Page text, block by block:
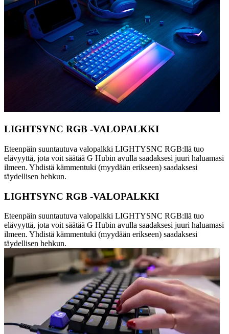
LIGHTSYNC RGB -VALOPALKKI
Eteenpäin suuntautuva valopalkki LIGHTYSNC RGB:llä tuo
elävyyttä, jota voit säätää G Hubin avulla saadaksesi juuri haluamasi
ilmeen. Yhdistä kämmentuki (myydään erikseen) saadaksesi
täydellisen hehkun.
LIGHTSYNC RGB -VALOPALKKI
Eteenpäin suuntautuva valopalkki LIGHTYSNC RGB:llä tuo
elävyyttä, jota voit säätää G Hubin avulla saadaksesi juuri haluamasi
ilmeen. Yhdistä kämmentuki (myydään erikseen) saadaksesi
täydellisen hehkun.